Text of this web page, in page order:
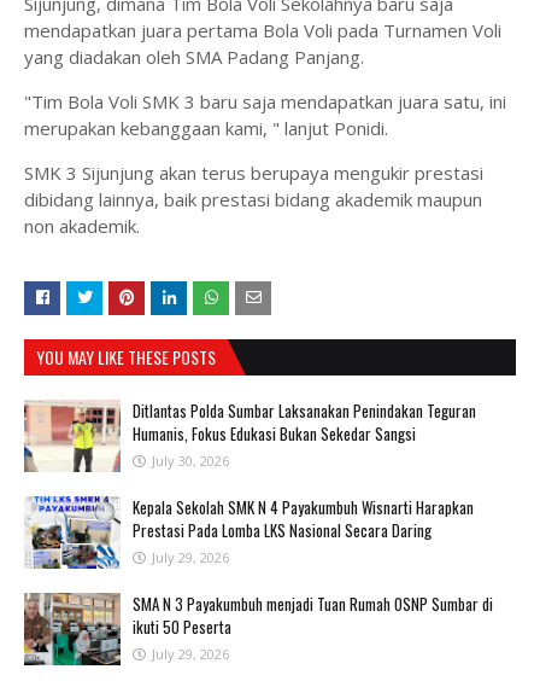
mendapatkan juara pertama Bola Voli pada Turnamen Voli
yang diadakan oleh SMA Padang Panjang.
"Tim Bola Voli SMK 3 baru saja mendapatkan juara satu, ini
merupakan kebanggaan kami, " lanjut Ponidi.
SMK 3 Sijunjung akan terus berupaya mengukir prestasi
dibidang lainnya, baik prestasi bidang akademik maupun
non akademik.
YOU MAY LIKE THESE POSTS
Ditlantas Polda Sumbar Laksanakan Penindakan Teguran
Humanis, Fokus Edukasi Bukan Sekedar Sangsi
July 30, 2026
Kepala Sekolah SMK N 4 Payakumbuh Wisnarti Harapkan
Prestasi Pada Lomba LKS Nasional Secara Daring
July 29, 2026
SMA N 3 Payakumbuh menjadi Tuan Rumah OSNP Sumbar di
ikuti 50 Peserta
July 29, 2026